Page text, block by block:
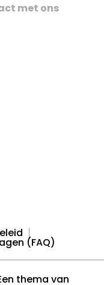
met ons
(FAQ)
thema van